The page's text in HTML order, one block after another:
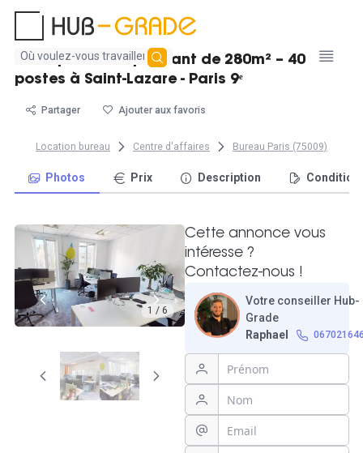
Aucun
résultat
trouvé
Bel espace indépendant de 280m² – 40
postes à Saint-Lazare - Paris 9ᵉ
Partager Ajouter aux favoris
Location bureau Centre d'affaires Bureau Paris (75009)
Photos Prix Description
1 / 6
Cette annonce vous
intéresse ?
Contactez-nous !
Votre conseiller Hub-
Grade
Raphael